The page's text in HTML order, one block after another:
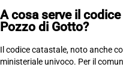
A cosa serve il
Pozzo di Gotto?
Il codice catastale, noto anche
ministeriale univoco. Per il